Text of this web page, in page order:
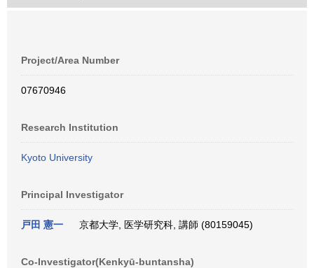
Project/Area Number
07670946
Research Institution
Kyoto University
Principal Investigator
戸田 憲一 京都大学, 医学研究科, 講師 (80159045)
Co-Investigator(Kenkyū-buntansha)